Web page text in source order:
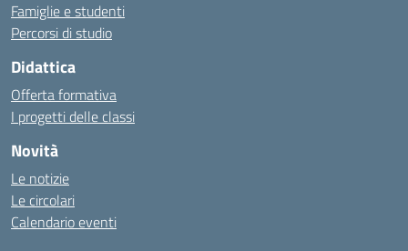
Famiglie e studenti
Percorsi di studio
Didattica
Offerta formativa
I progetti delle classi
Novità
Le notizie
Le circolari
Calendario eventi